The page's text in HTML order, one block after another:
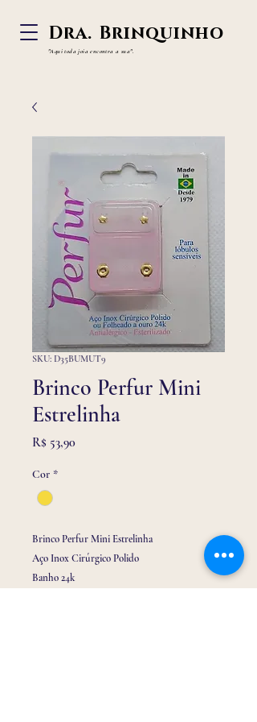
Dra. Brinquinho
"Aqui toda joiaencontra a sua".
SKU: D35BUMUT9
Brinco Perfur Mini
Estrelinha
R$ 53,90Preço
Cor *
Brinco Perfur Mini Estrelinha
Aço Inox Cirúrgico Polido
Banho 24k